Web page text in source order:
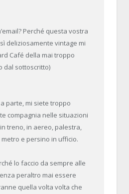
Perché questa vostra
deliziosamente vintage mi
Café della mai troppo
dal sottoscritto)
parte, mi siete troppo
compagnia nelle situazioni
treno, in aereo, palestra,
metro e persino in ufficio.
lo faccio da sempre alle
peraltro mai essere
quella volta volta che